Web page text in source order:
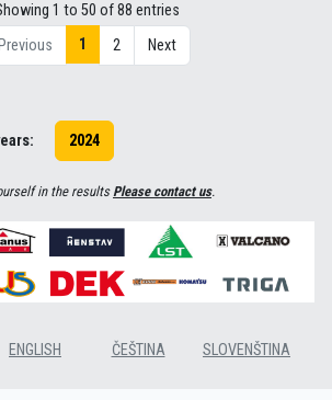
1 to 50 of 88 entries
1 2 Next
2024
in the resultsPlease contact us.
ENGLISH ČEŠTINA SLOVENŠTINA